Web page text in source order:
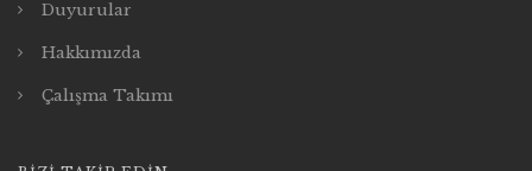
Duyurular
Hakkımızda
Çalışma Takımı